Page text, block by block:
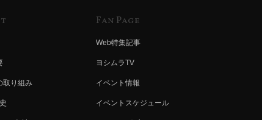
取り組み
Fan Page
Web特集記事
ヨシムラTV
イベント情報
イベントスケジュール